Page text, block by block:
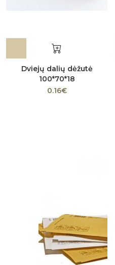
Dviejų dalių dėžutė
100*70*18
0.16€